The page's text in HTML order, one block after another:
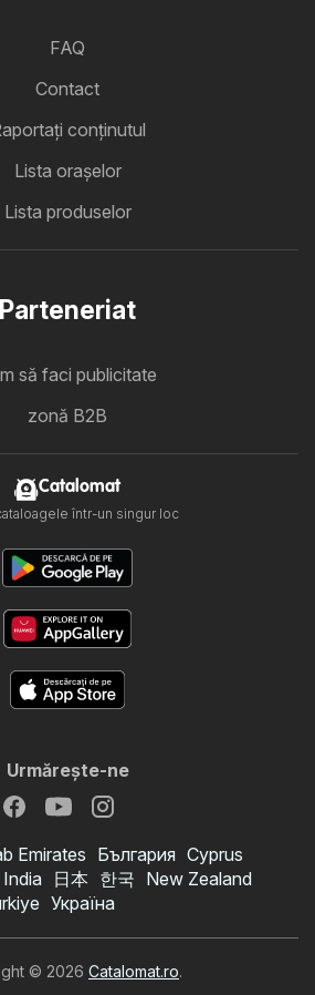
FAQ
Contact
conținutul
Lista oraşelor
Lista produselor
Parteneriat
să faci publicitate
zonă B2B
Catalomat
într-un singur loc
Urmăreşte-ne
Emirates България Cyprus
India 日本 한국 New Zealand
Україна
© 2026 Catalomat.ro.